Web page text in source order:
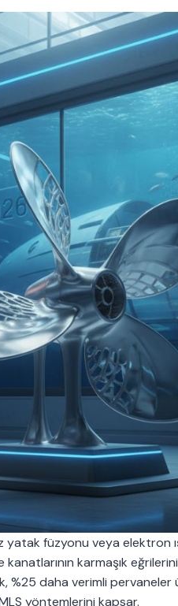
füzyonu veya elektron
karmaşık
daha verimli pervaneler
yöntemlerini kapsar.